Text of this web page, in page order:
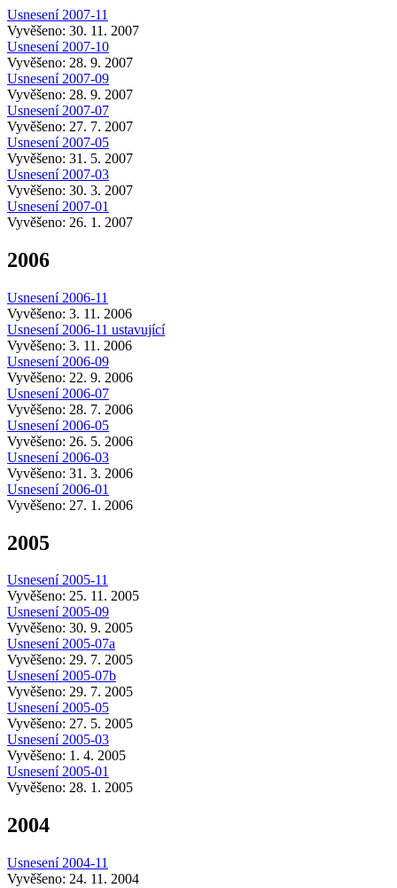
Usnesení 2007-11
Vyvěšeno: 30. 11. 2007
Usnesení 2007-10
Vyvěšeno: 28. 9. 2007
Usnesení 2007-09
Vyvěšeno: 28. 9. 2007
Usnesení 2007-07
Vyvěšeno: 27. 7. 2007
Usnesení 2007-05
Vyvěšeno: 31. 5. 2007
Usnesení 2007-03
Vyvěšeno: 30. 3. 2007
Usnesení 2007-01
Vyvěšeno: 26. 1. 2007
2006
Usnesení 2006-11
Vyvěšeno: 3. 11. 2006
Usnesení 2006-11 ustavující
Vyvěšeno: 3. 11. 2006
Usnesení 2006-09
Vyvěšeno: 22. 9. 2006
Usnesení 2006-07
Vyvěšeno: 28. 7. 2006
Usnesení 2006-05
Vyvěšeno: 26. 5. 2006
Usnesení 2006-03
Vyvěšeno: 31. 3. 2006
Usnesení 2006-01
Vyvěšeno: 27. 1. 2006
2005
Usnesení 2005-11
Vyvěšeno: 25. 11. 2005
Usnesení 2005-09
Vyvěšeno: 30. 9. 2005
Usnesení 2005-07a
Vyvěšeno: 29. 7. 2005
Usnesení 2005-07b
Vyvěšeno: 29. 7. 2005
Usnesení 2005-05
Vyvěšeno: 27. 5. 2005
Usnesení 2005-03
Vyvěšeno: 1. 4. 2005
Usnesení 2005-01
Vyvěšeno: 28. 1. 2005
2004
Usnesení 2004-11
Vyvěšeno: 24. 11. 2004